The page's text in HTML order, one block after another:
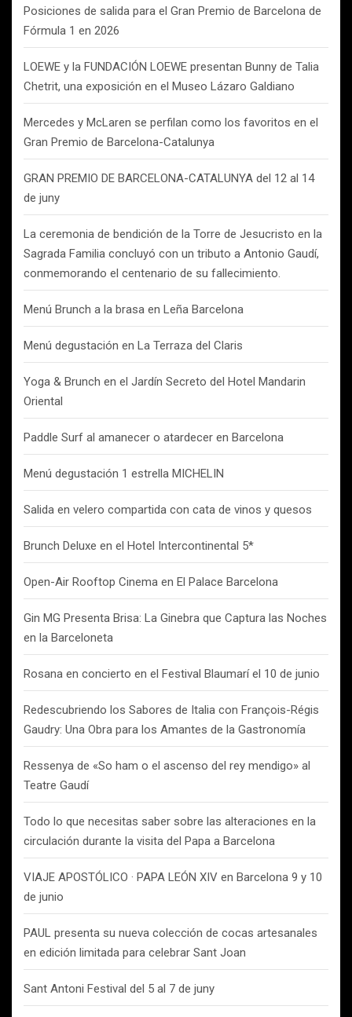
Posiciones de salida para el Gran Premio de Barcelona de
Fórmula 1 en 2026
LOEWE y la FUNDACIÓN LOEWE presentan Bunny de Talia
Chetrit, una exposición en el Museo Lázaro Galdiano
Mercedes y McLaren se perfilan como los favoritos en el
Gran Premio de Barcelona-Catalunya
GRAN PREMIO DE BARCELONA-CATALUNYA del 12 al 14
de juny
La ceremonia de bendición de la Torre de Jesucristo en la
Sagrada Familia concluyó con un tributo a Antonio Gaudí,
conmemorando el centenario de su fallecimiento.
Menú Brunch a la brasa en Leña Barcelona
Menú degustación en La Terraza del Claris
Yoga & Brunch en el Jardín Secreto del Hotel Mandarin
Oriental
Paddle Surf al amanecer o atardecer en Barcelona
Menú degustación 1 estrella MICHELIN
Salida en velero compartida con cata de vinos y quesos
Brunch Deluxe en el Hotel Intercontinental 5*
Open-Air Rooftop Cinema en El Palace Barcelona
Gin MG Presenta Brisa: La Ginebra que Captura las Noches
en la Barceloneta
Rosana en concierto en el Festival Blaumarí el 10 de junio
Redescubriendo los Sabores de Italia con François-Régis
Gaudry: Una Obra para los Amantes de la Gastronomía
Ressenya de «So ham o el ascenso del rey mendigo» al
Teatre Gaudí
Todo lo que necesitas saber sobre las alteraciones en la
circulación durante la visita del Papa a Barcelona
VIAJE APOSTÓLICO · PAPA LEÓN XIV en Barcelona 9 y 10
de junio
PAUL presenta su nueva colección de cocas artesanales
en edición limitada para celebrar Sant Joan
Sant Antoni Festival del 5 al 7 de juny